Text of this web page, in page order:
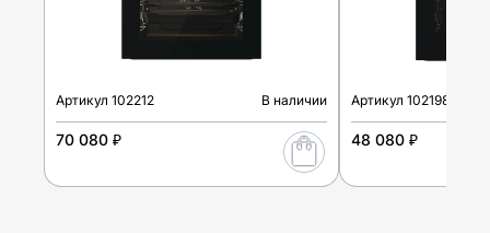
Артикул 102212 В наличии
70 080 ₽
Артикул 102198
48 080 ₽